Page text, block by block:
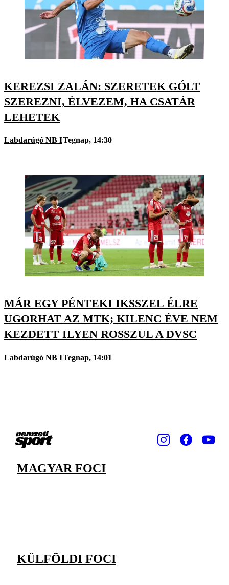
KEREZSI ZALÁN: SZERETEK GÓLT
SZEREZNI, ÉLVEZEM, HA CSATÁR
LEHETEK
Labdarúgó NB ITegnap, 14:30
MÁR EGY PÉNTEKI IKSSZEL ÉLRE
UGORHAT AZ MTK; KILENC ÉVE NEM
KEZDETT ILYEN ROSSZUL A DVSC
Labdarúgó NB ITegnap, 14:01
MAGYAR FOCI
KÜLFÖLDI FOCI